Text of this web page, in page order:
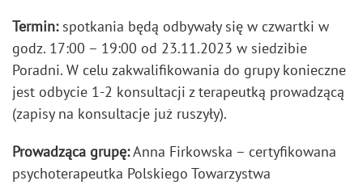
Termin:spotkania będą odbywały się w czwartki w
godz. 17:00 – 19:00 od 23.11.2023 w siedzibie
Poradni. W celu zakwalifikowania do grupy konieczne
jest odbycie 1-2 konsultacji z terapeutką prowadzącą
(zapisy na konsultacje już ruszyły).
Prowadząca grupę:Anna Firkowska – certyfikowana
psychoterapeutka Polskiego Towarzystwa